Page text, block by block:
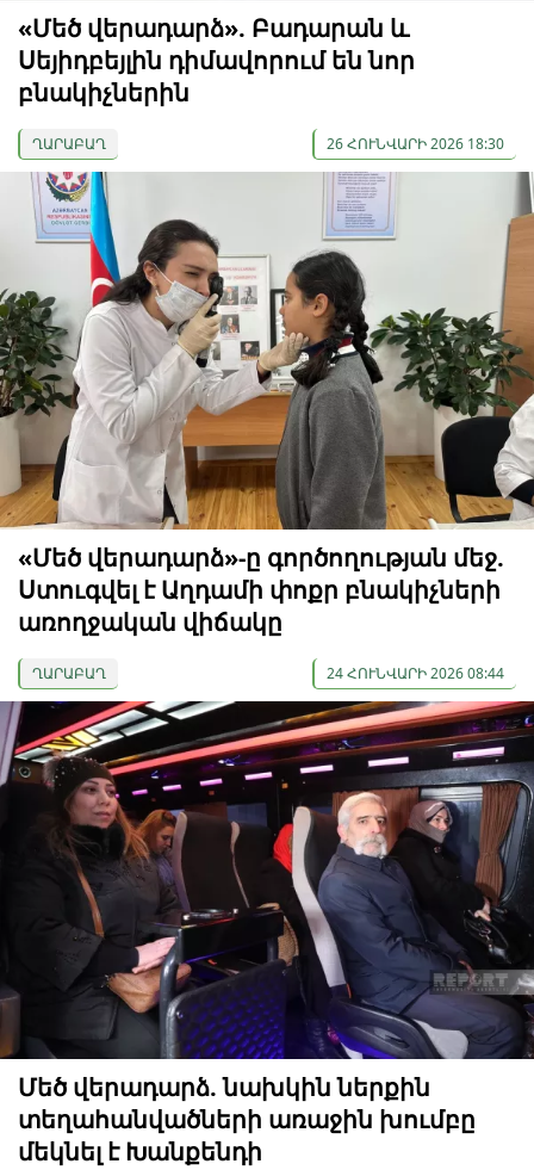
«Մեծ վերադարձ». Բադարան և
Սեյիդբեյլին դիմավորում են նոր
բնակիչներին
ՂԱՐԱԲԱՂ 26 ՀՈՒՆՎԱՐԻ 2026 18:30
«Մեծ վերադարձ»-ը գործողության մեջ.
Ստուգվել է Աղդամի փոքր բնակիչների
առողջական վիճակը
ՂԱՐԱԲԱՂ 24 ՀՈՒՆՎԱՐԻ 2026 08:44
Մեծ վերադարձ. նախկին ներքին
տեղահանվածների առաջին խումբը
մեկնել է Խանքենդի